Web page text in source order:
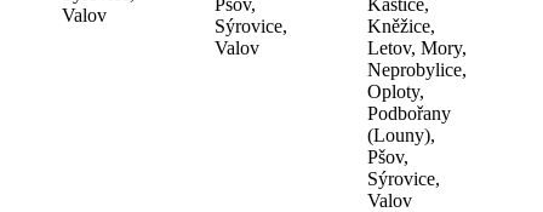
Valov
Sýrovice,
Valov
Kněžice,
Letov, Mory,
Neprobylice,
Oploty,
Podbořany
(Louny),
Pšov,
Sýrovice,
Valov